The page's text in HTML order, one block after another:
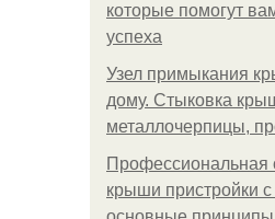
которые помогут
успеха
Узел примыкания
дому. Стыковка
металлочерпицы,
Профессиональная
крыши пристройки